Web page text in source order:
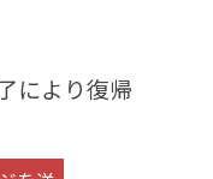
により復帰